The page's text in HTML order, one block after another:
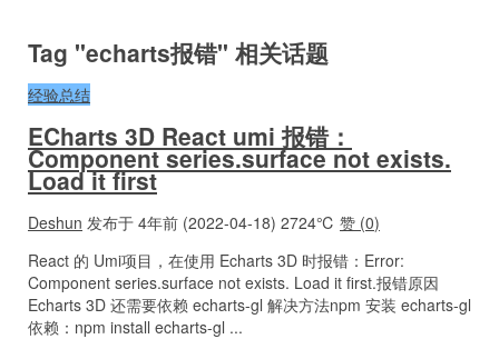
Tag "echarts报错" 相关话题
经验总结
ECharts 3D React umi 报错：
Component series.surface not exists.
Load it first
Deshun 发布于 4年前 (2022-04-18) 2724℃ 赞 (0)
React 的 Umi项目，在使用 Echarts 3D 时报错：Error:
Component series.surface not exists. Load it first.报错原因
Echarts 3D 还需要依赖 echarts-gl 解决方法npm 安装 echarts-gl
依赖：npm install echarts-gl ...